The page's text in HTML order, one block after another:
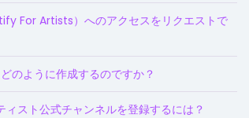
For Artists）へのアクセスをリクエストで
のように作成するのですか？
スト公式チャンネルを登録するには？